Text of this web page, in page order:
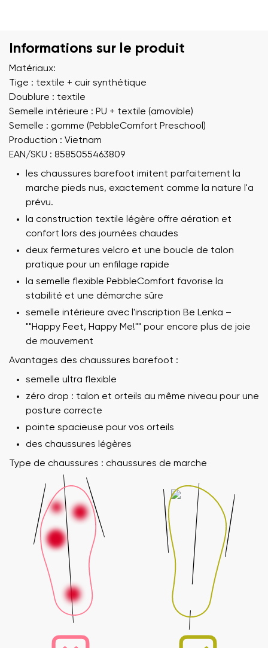
Informations sur le produit
Matériaux:
Tige : textile + cuir synthétique
Doublure : textile
Semelle intérieure : PU + textile (amovible)
Semelle : gomme (PebbleComfort Preschool)
Production : Vietnam
EAN/SKU : 8585055463809
les chaussures barefoot imitent parfaitement la
marche pieds nus, exactement comme la nature l'a
prévu.
la construction textile légère offre aération et
confort lors des journées chaudes
deux fermetures velcro et une boucle de talon
pratique pour un enfilage rapide
la semelle flexible PebbleComfort favorise la
stabilité et une démarche sûre
semelle intérieure avec l'inscription Be Lenka –
""Happy Feet, Happy Me!"" pour encore plus de joie
de mouvement
Avantages des chaussures barefoot :
semelle ultra flexible
zéro drop : talon et orteils au même niveau pour une
posture correcte
pointe spacieuse pour vos orteils
des chaussures légères
Type de chaussures : chaussures de marche